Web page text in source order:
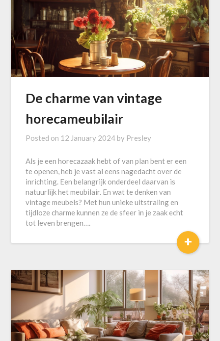
De charme van vintage
horecameubilair
Posted on 12 January 2024 by Presley
Als je een horecazaak hebt of van plan bent er een
te openen, heb je vast al eens nagedacht over de
inrichting. Een belangrijk onderdeel daarvan is
natuurlijk het meubilair. En wat te denken van
vintage meubels? Met hun unieke uitstraling en
tijdloze charme kunnen ze de sfeer in je zaak echt
tot leven brengen….
+